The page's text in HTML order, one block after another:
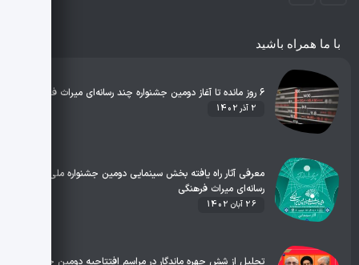
با ما همراه باشید
۶ روز مانده تا آغاز دومین جشنواره چند‌ رسانه‌ای میراث فرهنگی
2 آذر 1402
معرفی آثار راه یافته بخش سینمایی دومین جشنواره ملی چند
رسانه‌ای میراث فرهنگی
26 آبان 1402
تجلیل از شش چهره ماندگار در مراسم افتتاحیه دومین جشنواره